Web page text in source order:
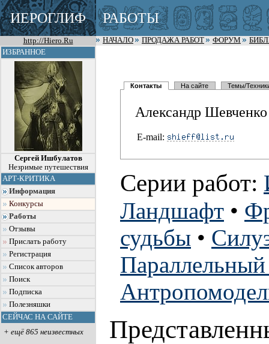
ИЕРОГЛИФ РАБОТЫ
http://Hiero.Ru НАЧАЛО ПРОДАЖА РАБОТ ФОРУМ
ИЗБРАННОЕ
Сергей Ишбулатов
Незримые путешествия
АРТ-КРИТИКА
Информация
Конкурсы
Работы
Отзывы
Прислать работу
Регистрация
Список авторов
Поиск
Подписка
Полезняшки
СЕЙЧАС НА САЙТЕ
+ ещё 865 неизвестных
Контакты На сайте Темы/
Александр Шевченко
E-mail:
Серии работ:
Ландшафт •
судьбы •
Параллельный